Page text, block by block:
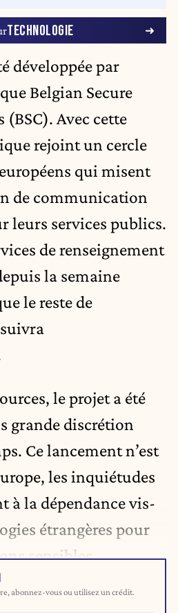
TECHNOLOGIE
développée par
Belgian Secure
Avec cette
rejoint un cercle
qui misent
de communication
leurs services publics.
de renseignement
la semaine
le reste de
le projet a été
grande discrétion
Ce lancement n’est
les inquiétudes
à la dépendance vis-
étrangères pour
sensibles.
abonnez-vous ou utilisez un crédit.